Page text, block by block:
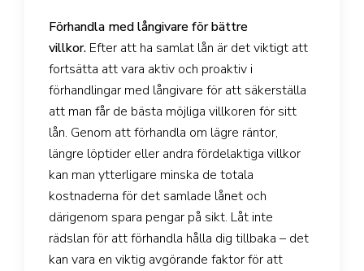
Förhandla med långivare för bättre
villkor. Efter att ha samlat lån är det viktigt att
fortsätta att vara aktiv och proaktiv i
förhandlingar med långivare för att säkerställa
att man får de bästa möjliga villkoren för sitt
lån. Genom att förhandla om lägre räntor,
längre löptider eller andra fördelaktiga villkor
kan man ytterligare minska de totala
kostnaderna för det samlade lånet och
därigenom spara pengar på sikt. Låt inte
rädslan för att förhandla hålla dig tillbaka – det
kan vara en viktig avgörande faktor för att